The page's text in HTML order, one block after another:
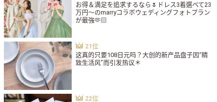
お得＆満足を追求するなら🌷ドレス3着選べて23
万円〜のmarryコラボウェディングフォトプラン
が最強🫶🏻
这真的只要108日元吗？大创的新产品盘子因“精
致生活风”而引发热议＊